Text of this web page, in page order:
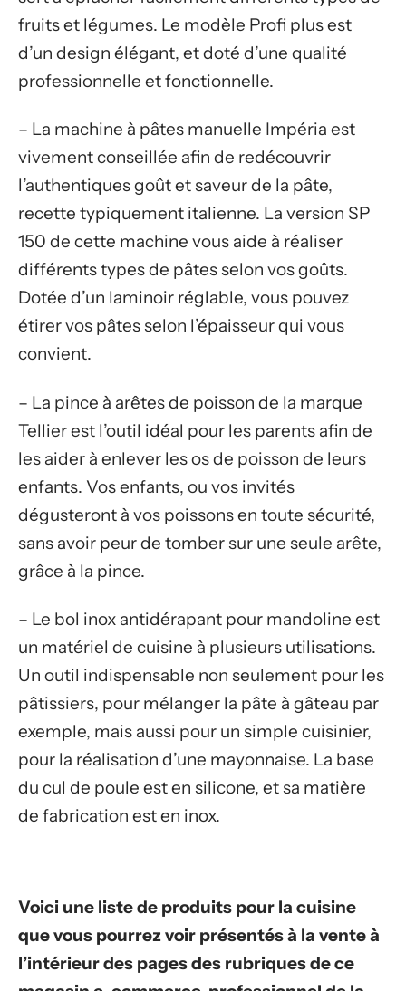
fruits et légumes. Le modèle Profi plus est
d’un design élégant, et doté d’une qualité
professionnelle et fonctionnelle.
– La machine à pâtes manuelle Impéria est
vivement conseillée afin de redécouvrir
l’authentiques goût et saveur de la pâte,
recette typiquement italienne. La version SP
150 de cette machine vous aide à réaliser
différents types de pâtes selon vos goûts.
Dotée d’un laminoir réglable, vous pouvez
étirer vos pâtes selon l’épaisseur qui vous
convient.
– La pince à arêtes de poisson de la marque
Tellier est l’outil idéal pour les parents afin de
les aider à enlever les os de poisson de leurs
enfants. Vos enfants, ou vos invités
dégusteront à vos poissons en toute sécurité,
sans avoir peur de tomber sur une seule arête,
grâce à la pince.
– Le bol inox antidérapant pour mandoline est
un matériel de cuisine à plusieurs utilisations.
Un outil indispensable non seulement pour les
pâtissiers, pour mélanger la pâte à gâteau par
exemple, mais aussi pour un simple cuisinier,
pour la réalisation d’une mayonnaise. La base
du cul de poule est en silicone, et sa matière
de fabrication est en inox.
Voici une liste de produits pour la cuisine
que vous pourrez voir présentés à la vente à
l’intérieur des pages des rubriques de ce